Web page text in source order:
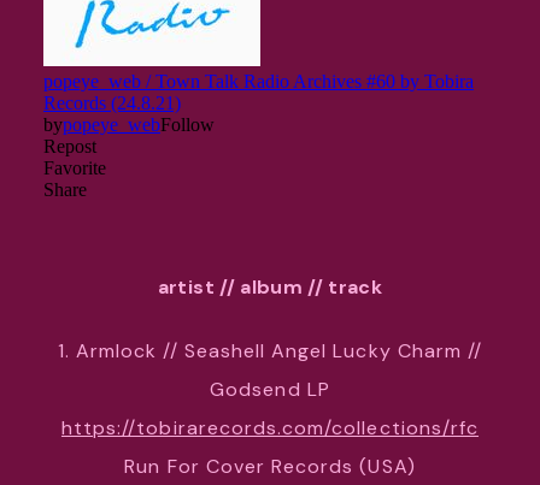
artist // album // track
1. Armlock // Seashell Angel Lucky Charm //
Godsend LP
https://tobirarecords.com/collections/rfc
Run For Cover Records (USA)